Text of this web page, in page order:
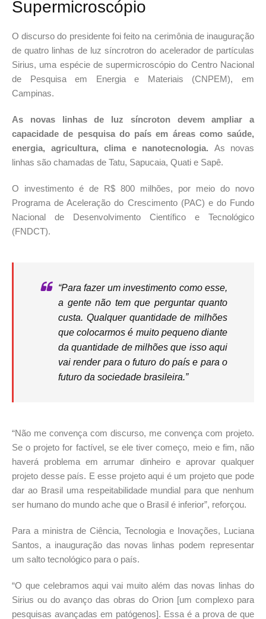
Supermicroscópio
O discurso do presidente foi feito na cerimônia de inauguração
de quatro linhas de luz síncrotron do acelerador de partículas
Sirius, uma espécie de supermicroscópio do Centro Nacional
de Pesquisa em Energia e Materiais (CNPEM), em
Campinas.
As novas linhas de luz síncroton devem ampliar a
capacidade de pesquisa do país em áreas como saúde,
energia, agricultura, clima e nanotecnologia. As novas
linhas são chamadas de Tatu, Sapucaia, Quati e Sapê.
O investimento é de R$ 800 milhões, por meio do novo
Programa de Aceleração do Crescimento (PAC) e do Fundo
Nacional de Desenvolvimento Científico e Tecnológico
(FNDCT).
“Para fazer um investimento como esse,
a gente não tem que perguntar quanto
custa. Qualquer quantidade de milhões
que colocarmos é muito pequeno diante
da quantidade de milhões que isso aqui
vai render para o futuro do país e para o
futuro da sociedade brasileira.”
“Não me convença com discurso, me convença com projeto.
Se o projeto for factível, se ele tiver começo, meio e fim, não
haverá problema em arrumar dinheiro e aprovar qualquer
projeto desse país. E esse projeto aqui é um projeto que pode
dar ao Brasil uma respeitabilidade mundial para que nenhum
ser humano do mundo ache que o Brasil é inferior”, reforçou.
Para a ministra de Ciência, Tecnologia e Inovações, Luciana
Santos, a inauguração das novas linhas podem representar
um salto tecnológico para o país.
“O que celebramos aqui vai muito além das novas linhas do
Sirius ou do avanço das obras do Orion [um complexo para
pesquisas avançadas em patógenos]. Essa é a prova de que